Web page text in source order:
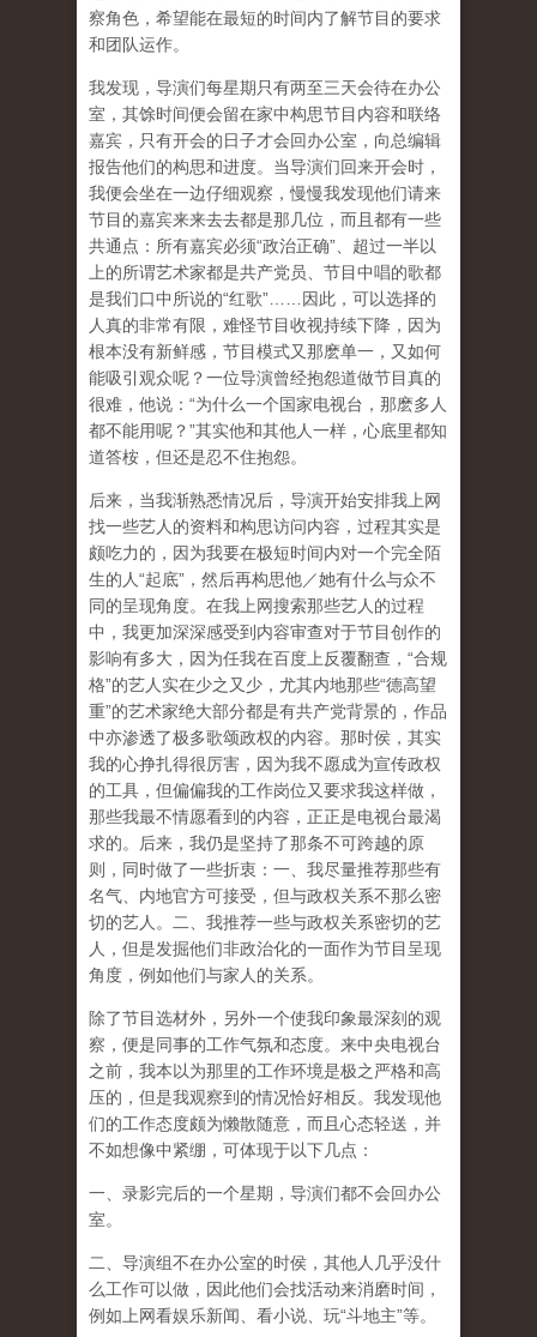
察角色，希望能在最短的时间内了解节目的要求
和团队运作。
我发现，导演们每星期只有两至三天会待在办公
室，其馀时间便会留在家中构思节目内容和联络
嘉宾，只有开会的日子才会回办公室，向总编辑
报告他们的构思和进度。当导演们回来开会时，
我便会坐在一边仔细观察，慢慢我发现他们请来
节目的嘉宾来来去去都是那几位，而且都有一些
共通点：所有嘉宾必须“政治正确”、超过一半以
上的所谓艺术家都是共产党员、节目中唱的歌都
是我们口中所说的“红歌”……因此，可以选择的
人真的非常有限，难怪节目收视持续下降，因为
根本没有新鲜感，节目模式又那麽单一，又如何
能吸引观众呢？一位导演曾经抱怨道做节目真的
很难，他说：“为什么一个国家电视台，那麽多人
都不能用呢？”其实他和其他人一样，心底里都知
道答桉，但还是忍不住抱怨。
后来，当我渐熟悉情况后，导演开始安排我上网
找一些艺人的资料和构思访问内容，过程其实是
颇吃力的，因为我要在极短时间内对一个完全陌
生的人“起底”，然后再构思他／她有什么与众不
同的呈现角度。在我上网搜索那些艺人的过程
中，我更加深深感受到内容审查对于节目创作的
影响有多大，因为任我在百度上反覆翻查，“合规
格”的艺人实在少之又少，尤其内地那些“德高望
重”的艺术家绝大部分都是有共产党背景的，作品
中亦渗透了极多歌颂政权的内容。那时侯，其实
我的心挣扎得很厉害，因为我不愿成为宣传政权
的工具，但偏偏我的工作岗位又要求我这样做，
那些我最不情愿看到的内容，正正是电视台最渴
求的。后来，我仍是坚持了那条不可跨越的原
则，同时做了一些折衷：一、我尽量推荐那些有
名气、内地官方可接受，但与政权关系不那么密
切的艺人。二、我推荐一些与政权关系密切的艺
人，但是发掘他们非政治化的一面作为节目呈现
角度，例如他们与家人的关系。
除了节目选材外，另外一个使我印象最深刻的观
察，便是同事的工作气氛和态度。来中央电视台
之前，我本以为那里的工作环境是极之严格和高
压的，但是我观察到的情况恰好相反。我发现他
们的工作态度颇为懒散随意，而且心态轻送，并
不如想像中紧绷，可体现于以下几点：
一、录影完后的一个星期，导演们都不会回办公
室。
二、导演组不在办公室的时侯，其他人几乎没什
么工作可以做，因此他们会找活动来消磨时间，
例如上网看娱乐新闻、看小说、玩“斗地主”等。